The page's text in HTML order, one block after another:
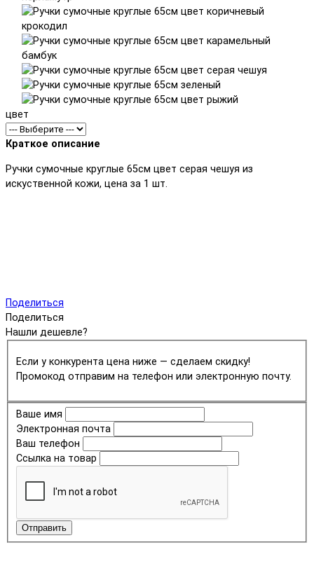
цвет
Краткое описание
Ручки сумочные круглые 65см цвет серая чешуя из
искуственной кожи, цена за 1 шт.
Поделиться
Поделиться
Нашли дешевле?
Если у конкурента цена ниже — сделаем скидку!
Промокод отправим на телефон или электронную почту.
Ваше имя
Электронная почта
Ваш телефон
Ссылка на товар
Отправить